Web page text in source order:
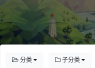
分类 子分类